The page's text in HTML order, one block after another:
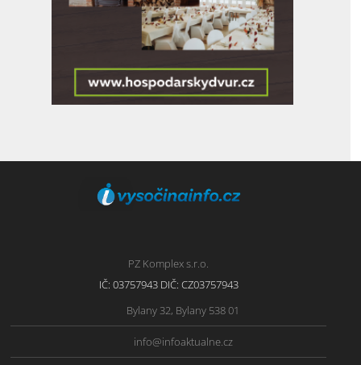
PZ Komplex s.r.o.
IČ: 03757943 DIČ: CZ03757943
Bylany 32, Bylany 538 01
info@infoaktualne.cz